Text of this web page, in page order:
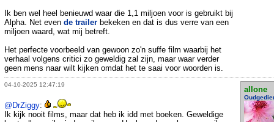
Ik ben wel heel benieuwd waar die 1,1 miljoen voor is gebruikt bij
Alpha. Net even de trailer bekeken en dat is dus verre van een
miljoen waard, wat mij betreft.
Het perfecte voorbeeld van gewoon zo'n suffe film waarbij het
verhaal volgens critici zo geweldig zal zijn, maar waar verder
geen mens naar wilt kijken omdat het te saai voor woorden is.
04-10-2025 12:47:19
allone
@DrZiggy:
Ik kijk nooit films, maar dat heb ik idd met boeken. Geweldige